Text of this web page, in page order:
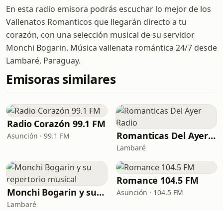
En esta radio emisora podrás escuchar lo mejor de los
Vallenatos Romanticos que llegarán directo a tu
corazón, con una selección musical de su servidor
Monchi Bogarin. Música vallenata romántica 24/7 desde
Lambaré, Paraguay.
Emisoras similares
Radio Corazón 99.1 FM
Asunción · 99.1 FM Romanticas Del Ayer Radio
Lambaré
Monchi Bogarin y su repertorio musical
Lambaré
Romance 104.5 FM
Asunción · 104.5 FM